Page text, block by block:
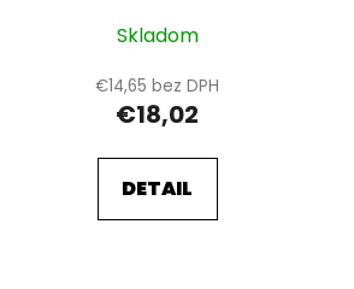
Skladom
€14,65 bez DPH
€18,02
DETAIL